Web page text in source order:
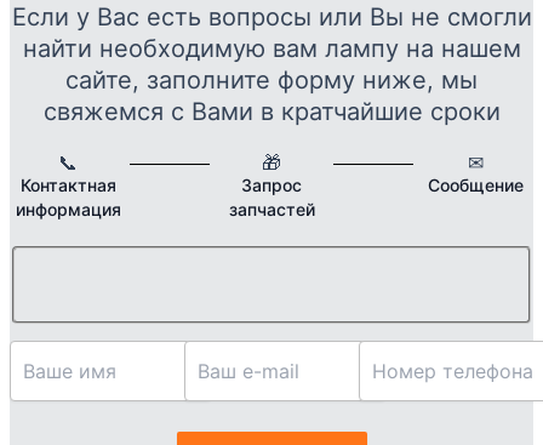
Если у Вас есть вопросы или Вы не смогли
найти необходимую вам лампу на нашем
сайте, заполните форму ниже, мы
свяжемся с Вами в кратчайшие сроки
📞
Контактная
информация
🎁
Запрос
запчастей
✉
Сообщение